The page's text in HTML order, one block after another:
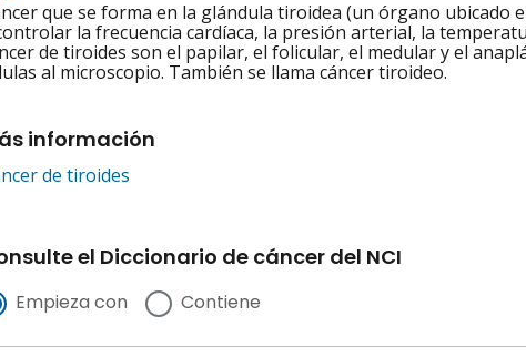
pronunciation
que se forma en la glándula tiroidea (un órgano ubicado
la frecuencia cardíaca, la presión arterial, la
de tiroides son el papilar, el folicular, el medular y el
al microscopio. También se llama cáncer tiroideo.
información
de tiroides
el Diccionario de cáncer del NCI
Empieza con Contiene